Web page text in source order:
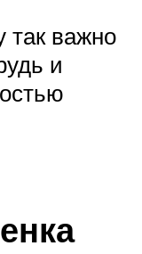
так важно
и